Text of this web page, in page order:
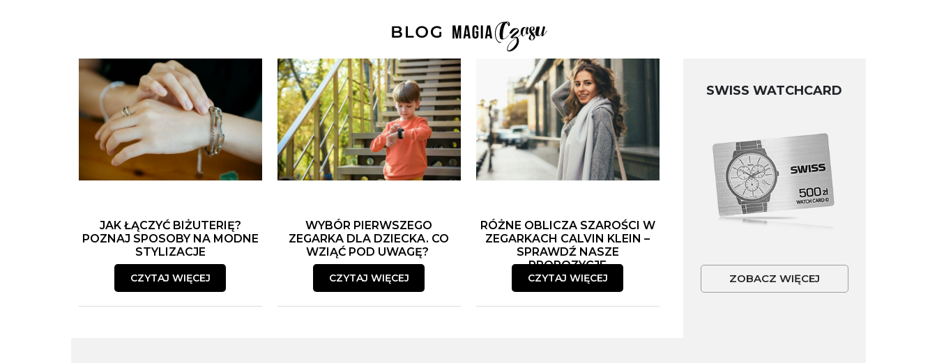
JAK ŁĄCZYĆ BIŻUTERIĘ?
POZNAJ SPOSOBY NA MODNE
STYLIZACJE
CZYTAJ WIĘCEJ
WYBÓR PIERWSZEGO
ZEGARKA DLA DZIECKA. CO
WZIĄĆ POD UWAGĘ?
CZYTAJ WIĘCEJ
RÓŻNE OBLICZA SZAROŚCI W
ZEGARKACH CALVIN KLEIN –
SPRAWDŹ NASZE
PROPOZYCJE
CZYTAJ WIĘCEJ
SWISS WATCHCARD
ZOBACZ WIĘCEJ